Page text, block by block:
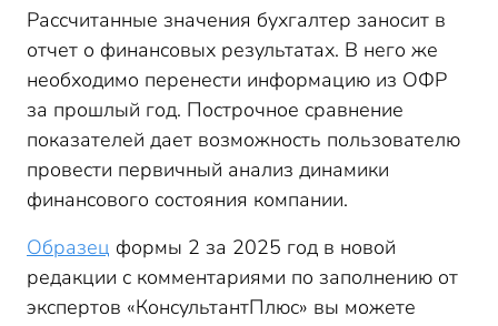
Рассчитанные значения бухгалтер заносит в
отчет о финансовых результатах. В него же
необходимо перенести информацию из ОФР
за прошлый год. Построчное сравнение
показателей дает возможность пользователю
провести первичный анализ динамики
финансового состояния компании.
Образец формы 2 за 2025 год в новой
редакции с комментариями по заполнению от
экспертов «КонсультантПлюс» вы можете